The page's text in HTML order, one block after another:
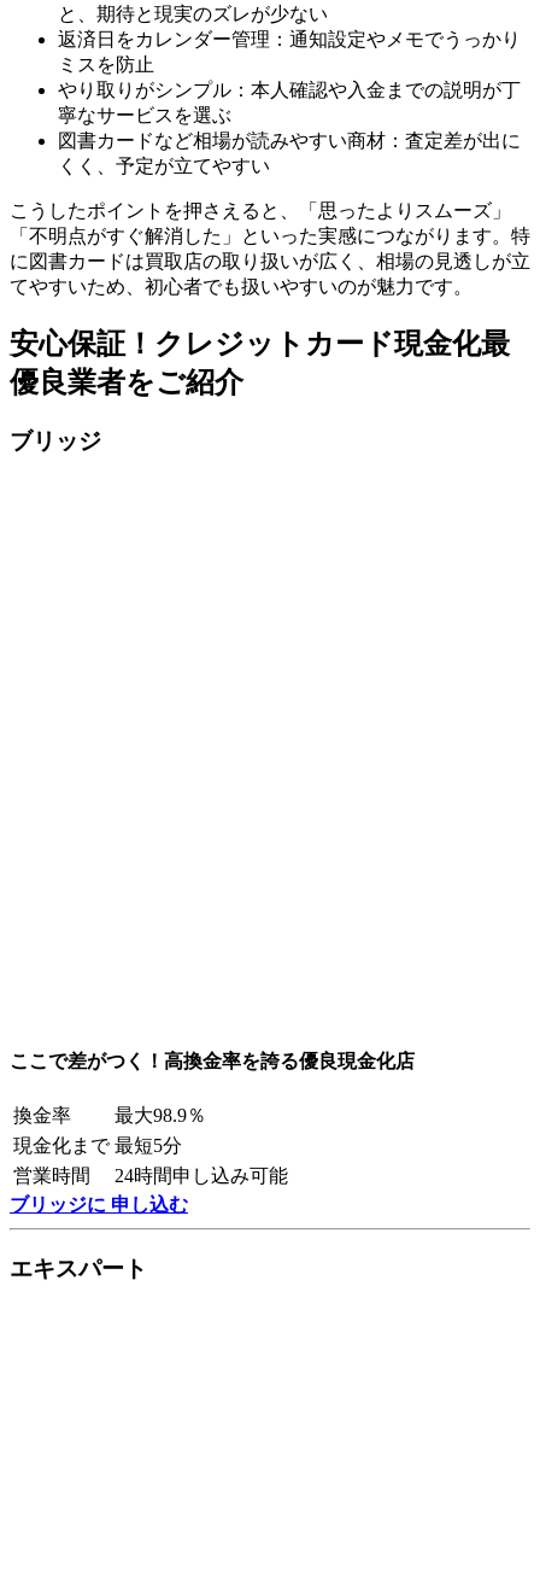
と、期待と現実のズレが少ない
返済日をカレンダー管理：通知設定やメモでうっかり
ミスを防止
やり取りがシンプル：本人確認や入金までの説明が丁
寧なサービスを選ぶ
図書カードなど相場が読みやすい商材：査定差が出に
くく、予定が立てやすい
こうしたポイントを押さえると、「思ったよりスムーズ」
「不明点がすぐ解消した」といった実感につながります。特
に図書カードは買取店の取り扱いが広く、相場の見透しが立
てやすいため、初心者でも扱いやすいのが魅力です。
安心保証！クレジットカード現金化最
優良業者をご紹介
ブリッジ
ここで差がつく！高換金率を誇る優良現金化店
換金率
最大98.9％
現金化まで 最短5分
営業時間
24時間申し込み可能
ブリッジに 申し込む
エキスパート